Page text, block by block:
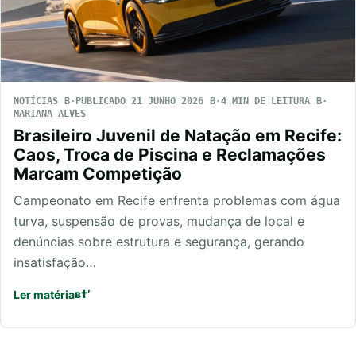
NOTÍCIAS PUBLICADO 21 JUNHO 2026
4 MIN DE LEITURA
MARIANA ALVES
Brasileiro Juvenil de Natação em Recife:
Caos, Troca de Piscina e Reclamações
Marcam Competição
Campeonato em Recife enfrenta problemas com água
turva, suspensão de provas, mudança de local e
denúncias sobre estrutura e segurança, gerando
insatisfação…
Ler matéria